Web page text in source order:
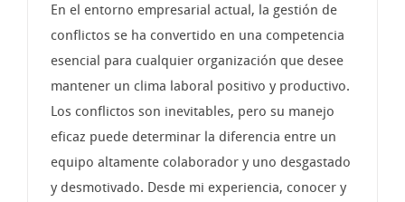
En el entorno empresarial actual, la gestión de
conflictos se ha convertido en una competencia
esencial para cualquier organización que desee
mantener un clima laboral positivo y productivo.
Los conflictos son inevitables, pero su manejo
eficaz puede determinar la diferencia entre un
equipo altamente colaborador y uno desgastado
y desmotivado. Desde mi experiencia, conocer y